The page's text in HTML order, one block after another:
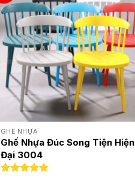
GHẾ NHỰA
Ghế Nhựa Đúc Song Tiện Hiện
Đại 3004